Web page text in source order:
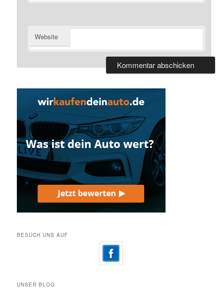
Website
BESUCH UNS AUF
UNSER BLOG